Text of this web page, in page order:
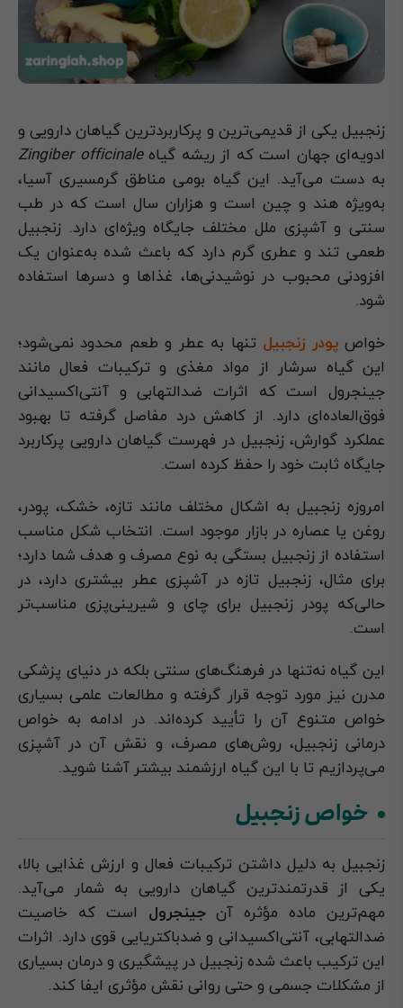
زنجبیل یکی از قدیمی‌ترین و پرکاربردترین گیاهان دارویی و
ادویه‌ای جهان است که از ریشه گیاهZingiber officinale
به دست می‌آید. این گیاه بومی مناطق گرمسیری آسیا،
به‌ویژه هند و چین است و هزاران سال است که در طب
سنتی و آشپزی ملل مختلف جایگاه ویژه‌ای دارد. زنجبیل
طعمی تند و عطری گرم دارد که باعث شده به‌عنوان یک
افزودنی محبوب در نوشیدنی‌ها، غذاها و دسرها استفاده
شود.
خواصپودر زنجبیل تنها به عطر و طعم محدود نمی‌شود؛
این گیاه سرشار از مواد مغذی و ترکیبات فعال مانند
جینجرول است که اثرات ضدالتهابی و آنتی‌اکسیدانی
فوق‌العاده‌ای دارد. از کاهش درد مفاصل گرفته تا بهبود
عملکرد گوارش، زنجبیل در فهرست گیاهان دارویی پرکاربرد
جایگاه ثابت خود را حفظ کرده است.
امروزه زنجبیل به اشکال مختلف مانند تازه، خشک، پودر،
روغن یا عصاره در بازار موجود است. انتخاب شکل مناسب
استفاده از زنجبیل بستگی به نوع مصرف و هدف شما دارد؛
برای مثال، زنجبیل تازه در آشپزی عطر بیشتری دارد، در
حالی‌که پودر زنجبیل برای چای و شیرینی‌پزی مناسب‌تر
است.
این گیاه نه‌تنها در فرهنگ‌های سنتی بلکه در دنیای پزشکی
مدرن نیز مورد توجه قرار گرفته و مطالعات علمی بسیاری
خواص متنوع آن را تأیید کرده‌اند. در ادامه به خواص
درمانی زنجبیل، روش‌های مصرف، و نقش آن در آشپزی
می‌پردازیم تا با این گیاه ارزشمند بیشتر آشنا شوید.
خواص زنجبیل
زنجبیل به دلیل داشتن ترکیبات فعال و ارزش غذایی بالا،
یکی از قدرتمندترین گیاهان دارویی به شمار می‌آید.
مهم‌ترین ماده مؤثره آنجینجرول است که خاصیت
ضدالتهابی، آنتی‌اکسیدانی و ضدباکتریایی قوی دارد. اثرات
این ترکیب باعث شده زنجبیل در پیشگیری و درمان بسیاری
از مشکلات جسمی و حتی روانی نقش مؤثری ایفا کند.